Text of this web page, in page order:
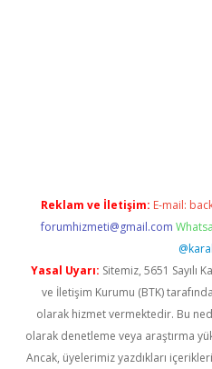
Reklam ve İletişim: E-mail:
forumhizmeti@gmail.com
Yasal Uyarı: Sitemiz, 5651 Sayılı
ve İletişim Kurumu (BTK)
olarak hizmet vermektedir. Bu
olarak denetleme veya araştırma
Ancak, üyelerimiz yazdıkları